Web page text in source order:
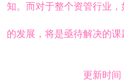
知。而对于整个资管行业
的发展，将是亟待解决的课
更新时